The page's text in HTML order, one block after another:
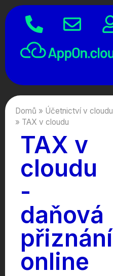
Domů » Účetnictví v cloudu
» TAX v cloudu
TAX v
cloudu
-
daňová
přiznání
online